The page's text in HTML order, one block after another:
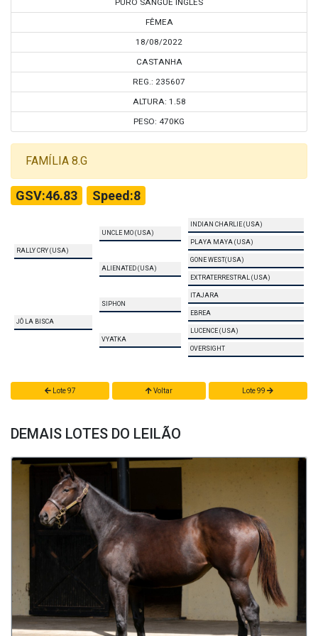
FÊMEA
18/08/2022
CASTANHA
REG.: 235607
ALTURA: 1.58
PESO: 470KG
FAMÍLIA 8.G
GSV:46.83 Speed:8
RALLY CRY (USA)
UNCLE MO (USA)
INDIAN CHARLIE (USA)
PLAYA MAYA (USA)
ALIENATED (USA)
GONE WEST(USA)
EXTRATERRESTRAL (USA)
JÔ LA BISCA
SIPHON
ITAJARA
EBREA
VYATKA
LUCENCE (USA)
OVERSIGHT
Lote 97 Voltar Lote 99
DEMAIS LOTES DO LEILÃO